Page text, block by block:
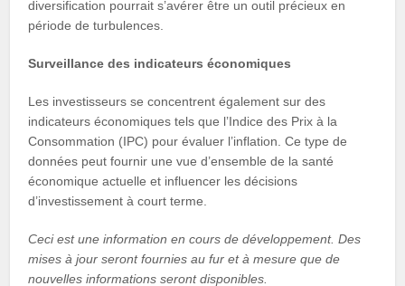
diversification pourrait s’avérer être un outil précieux en
période de turbulences.
Surveillance des indicateurs économiques
Les investisseurs se concentrent également sur des
indicateurs économiques tels que l’Indice des Prix à la
Consommation (IPC) pour évaluer l’inflation. Ce type de
données peut fournir une vue d’ensemble de la santé
économique actuelle et influencer les décisions
d’investissement à court terme.
Ceci est une information en cours de développement. Des
mises à jour seront fournies au fur et à mesure que de
nouvelles informations seront disponibles.